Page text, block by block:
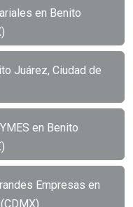
en Benito
Juárez, Ciudad de
en Benito
Empresas en